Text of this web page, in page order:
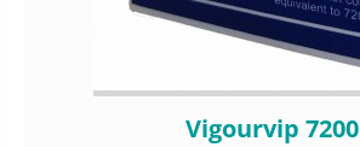
Vigourvip 7200